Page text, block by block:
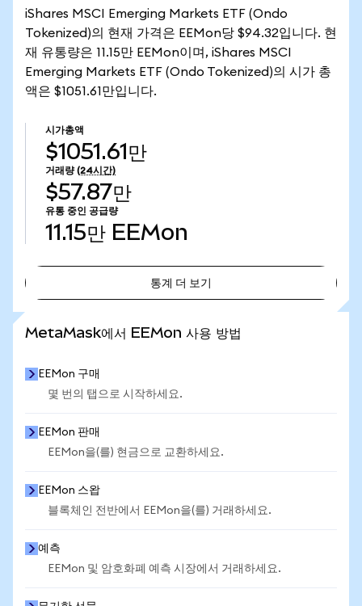
iShares MSCI Emerging Markets ETF (Ondo
Tokenized)의 현재 가격은 EEMon당 $94.32입니다. 현
재 유통량은 11.15만 EEMon이며, iShares MSCI
Emerging Markets ETF (Ondo Tokenized)의 시가 총
액은 $1051.61만입니다.
시가총액
$1051.61만
거래량 (24시간)
$57.87만
유통 중인 공급량
11.15만 EEMon
통계 더 보기
MetaMask에서 EEMon 사용 방법
EEMon 구매
몇 번의 탭으로 시작하세요.
EEMon 판매
EEMon을(를) 현금으로 교환하세요.
EEMon 스왑
블록체인 전반에서 EEMon을(를) 거래하세요.
예측
EEMon 및 암호화폐 예측 시장에서 거래하세요.